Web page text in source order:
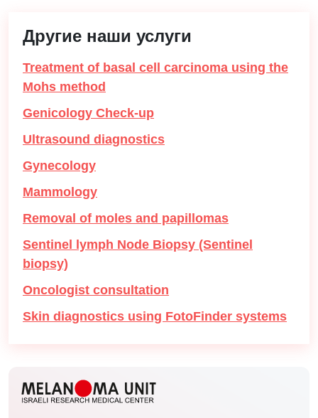
Другие наши услуги
Treatment of basal cell carcinoma using the
Mohs method
Genicology Check-up
Ultrasound diagnostics
Gynecology
Mammology
Removal of moles and papillomas
Sentinel lymph Node Biopsy (Sentinel
biopsy)
Oncologist consultation
Skin diagnostics using FotoFinder systems